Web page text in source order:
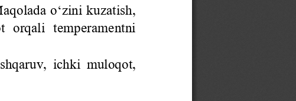
o‘zini kuzatish,
orqali  temperamentni
ichki muloqot,